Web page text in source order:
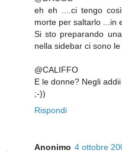
eh eh ....ci tengo
morte per saltarlo ...in
Si sto preparando
nella sidebar ci sono
@CALIFFO
E le donne? Negli
;-))
Rispondi
Anonimo 4 ottobre